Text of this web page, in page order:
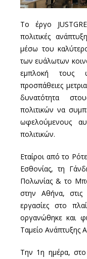
Το έργο
πολιτικές
μέσω του
των ευάλωτων
εμπλοκή τους
προσπάθειες
δυνατότητα
πολιτικών να
ωφελούμενους
πολιτικών.
Εταίροι από το
Εσθονίας, τη
Πολωνίας & το
στην Αθήνα,
εργασίες στο
οργανώθηκε και
Ταμείο Ανάπτυξης
Την 1η ημέρα, στο